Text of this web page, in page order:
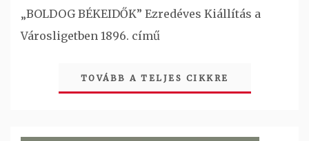
„BOLDOG BÉKEIDŐK” Ezredéves Kiállítás a
Városligetben 1896. című
TOVÁBB A TELJES CIKKRE